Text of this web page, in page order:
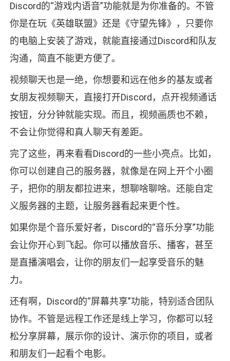
Discord的“游戏内语音”功能就是为你准备的。不管
你是在玩《英雄联盟》还是《守望先锋》，只要你
的电脑上安装了游戏，就能直接通过Discord和队友
沟通，简直不能更方便了。
视频聊天也是一绝，你想要和远在他乡的基友或者
女朋友视频聊天，直接打开Discord，点开视频通话
按钮，分分钟就能实现。而且，视频画质也不赖，
不会让你觉得和真人聊天有差距。
完了这些，再来看看Discord的一些小亮点。比如，
你可以创建自己的服务器，就像是在网上开个小圈
子，把你的朋友都拉进来，想聊啥聊啥。还能自定
义服务器的主题，让服务器看起来更个性。
如果你是个音乐爱好者，Discord的“音乐分享”功能
会让你开心到飞起。你可以播放音乐、播客，甚至
是直播演唱会，让你的朋友们一起享受音乐的魅
力。
还有啊，Discord的“屏幕共享”功能，特别适合团队
协作。不管是远程工作还是线上学习，你都可以轻
松分享屏幕，展示你的设计、演示你的项目，或者
和朋友们一起看个电影。